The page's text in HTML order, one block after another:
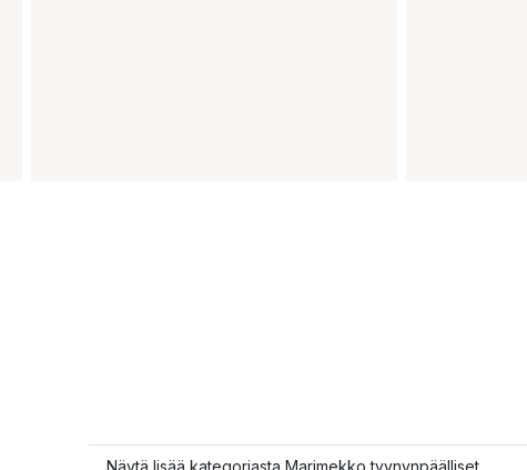
Näytä lisää kategoriasta Marimekko tyynynpäälliset